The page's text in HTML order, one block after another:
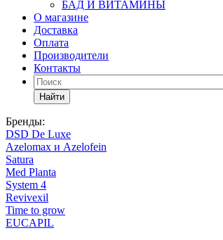
БАД И ВИТАМИНЫ
О магазине
Доставка
Оплата
Производители
Контакты
Найти
Бренды:
DSD De Luxe
Azelomax и Azelofein
Satura
Med Planta
System 4
Revivexil
Time to grow
EUCAPIL